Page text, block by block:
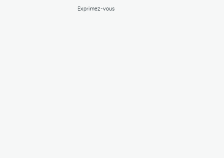
Exprimez-vous